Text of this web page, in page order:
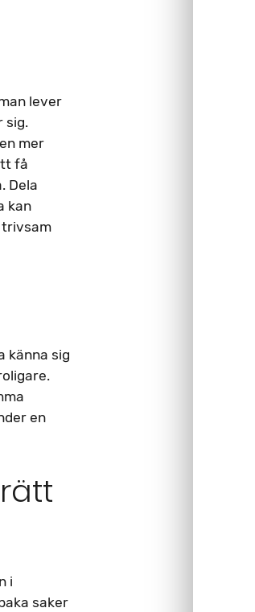
lever
sig.
mer
få
Dela
kan
trivsam
känna sig
en
i
saker